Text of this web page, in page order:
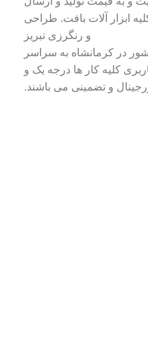
ابزار آلات بافت. طراحی
و رنگرزی تبریز
در کرمانشاه به سراسر
کلیه کار ها درجه یک و
و تضمینی می باشند.